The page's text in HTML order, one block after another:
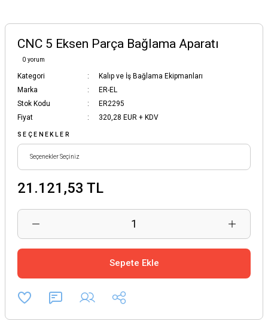
CNC 5 Eksen Parça Bağlama Aparatı
0 yorum
Kategori
Kalıp ve İş Bağlama Ekipmanları
Marka
ER-EL
Stok Kodu
ER2295
Fiyat
320,28 EUR + KDV
SEÇENEKLER
21.121,53 TL
Sepete Ekle